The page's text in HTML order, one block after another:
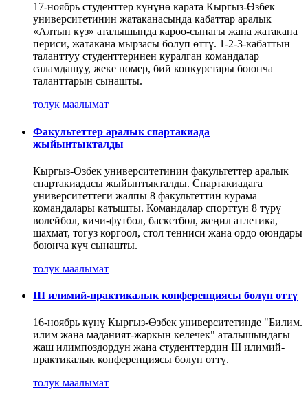
17-ноябрь студенттер күнүнө карата Кыргыз-Өзбек
университетинин жатаканасында кабаттар аралык
«Алтын күз» аталышында кароо-сынагы жана жатакана
периси, жатакана мырзасы болуп өттү. 1-2-3-кабаттын
таланттуу студенттеринен куралган командалар
саламдашуу, жеке номер, бий конкурстары боюнча
таланттарын сынашты.
толук маалымат
Факультеттер аралык спартакиада
жыйынтыкталды
Кыргыз-Өзбек университетинин факультеттер аралык
спартакиадасы жыйынтыкталды. Спартакиадага
университеттеги жалпы 8 факультеттин курама
командалары катышты. Командалар спорттун 8 түрү
волейбол, кичи-футбол, баскетбол, жеңил атлетика,
шахмат, тогуз коргоол, стол тенниси жана ордо оюндары
боюнча күч сынашты.
толук маалымат
III илимий-практикалык конференциясы болуп өттү
16-ноябрь күнү Кыргыз-Өзбек университетинде "Билим.
илим жана маданият-жаркын келечек" аталышындагы
жаш илимпоздордун жана студенттердин III илимий-
практикалык конференциясы болуп өттү.
толук маалымат